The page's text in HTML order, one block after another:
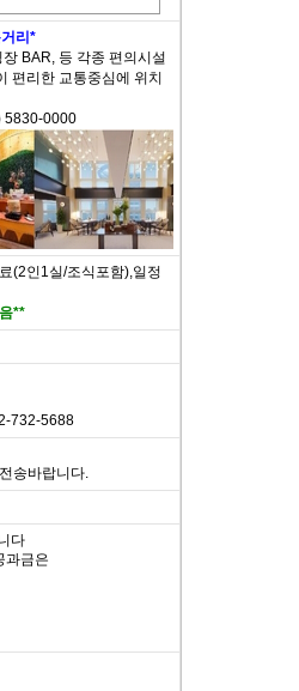
리*
BAR, 등 각종 편의시설
편리한 교통중심에 위치
5830-0000
(2인1실/조식포함),일정
**
732-5688
송바랍니다.
다
과금은